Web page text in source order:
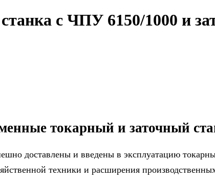
с ЧПУ 6150/1000 и
токарный и заточный
доставлены и введены в эксплуатацию
техники и расширения